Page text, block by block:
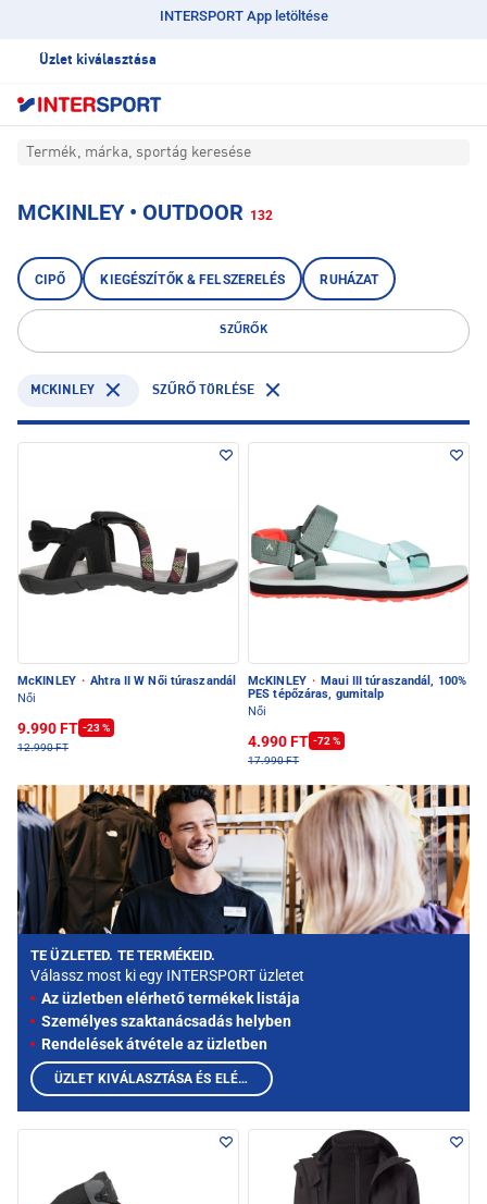
INTERSPORT App letöltése
Üzlet kiválasztása
Termék, márka, sportág keresése
MCKINLEY • OUTDOOR 132
CIPŐ KIEGÉSZÍTŐK & FELSZERELÉS RUHÁZAT
SZŰRŐK
MCKINLEY SZŰRŐ TÖRLÉSE
McKINLEY · Ahtra II W Női túraszandál
Női
9.990 FT -23 %
12.990 FT
McKINLEY · Maui III túraszandál, 100%
PES tépőzáras, gumitalp
Női
4.990 FT -72 %
17.990 FT
TE ÜZLETED. TE TERMÉKEID.
Válassz most ki egy INTERSPORT üzletet
Az üzletben elérhető termékek listája
Személyes szaktanácsadás helyben
Rendelések átvétele az üzletben
ÜZLET KIVÁLASZTÁSA ÉS ELÉRHETŐ TERMÉKEK MEGTEKINTÉSE